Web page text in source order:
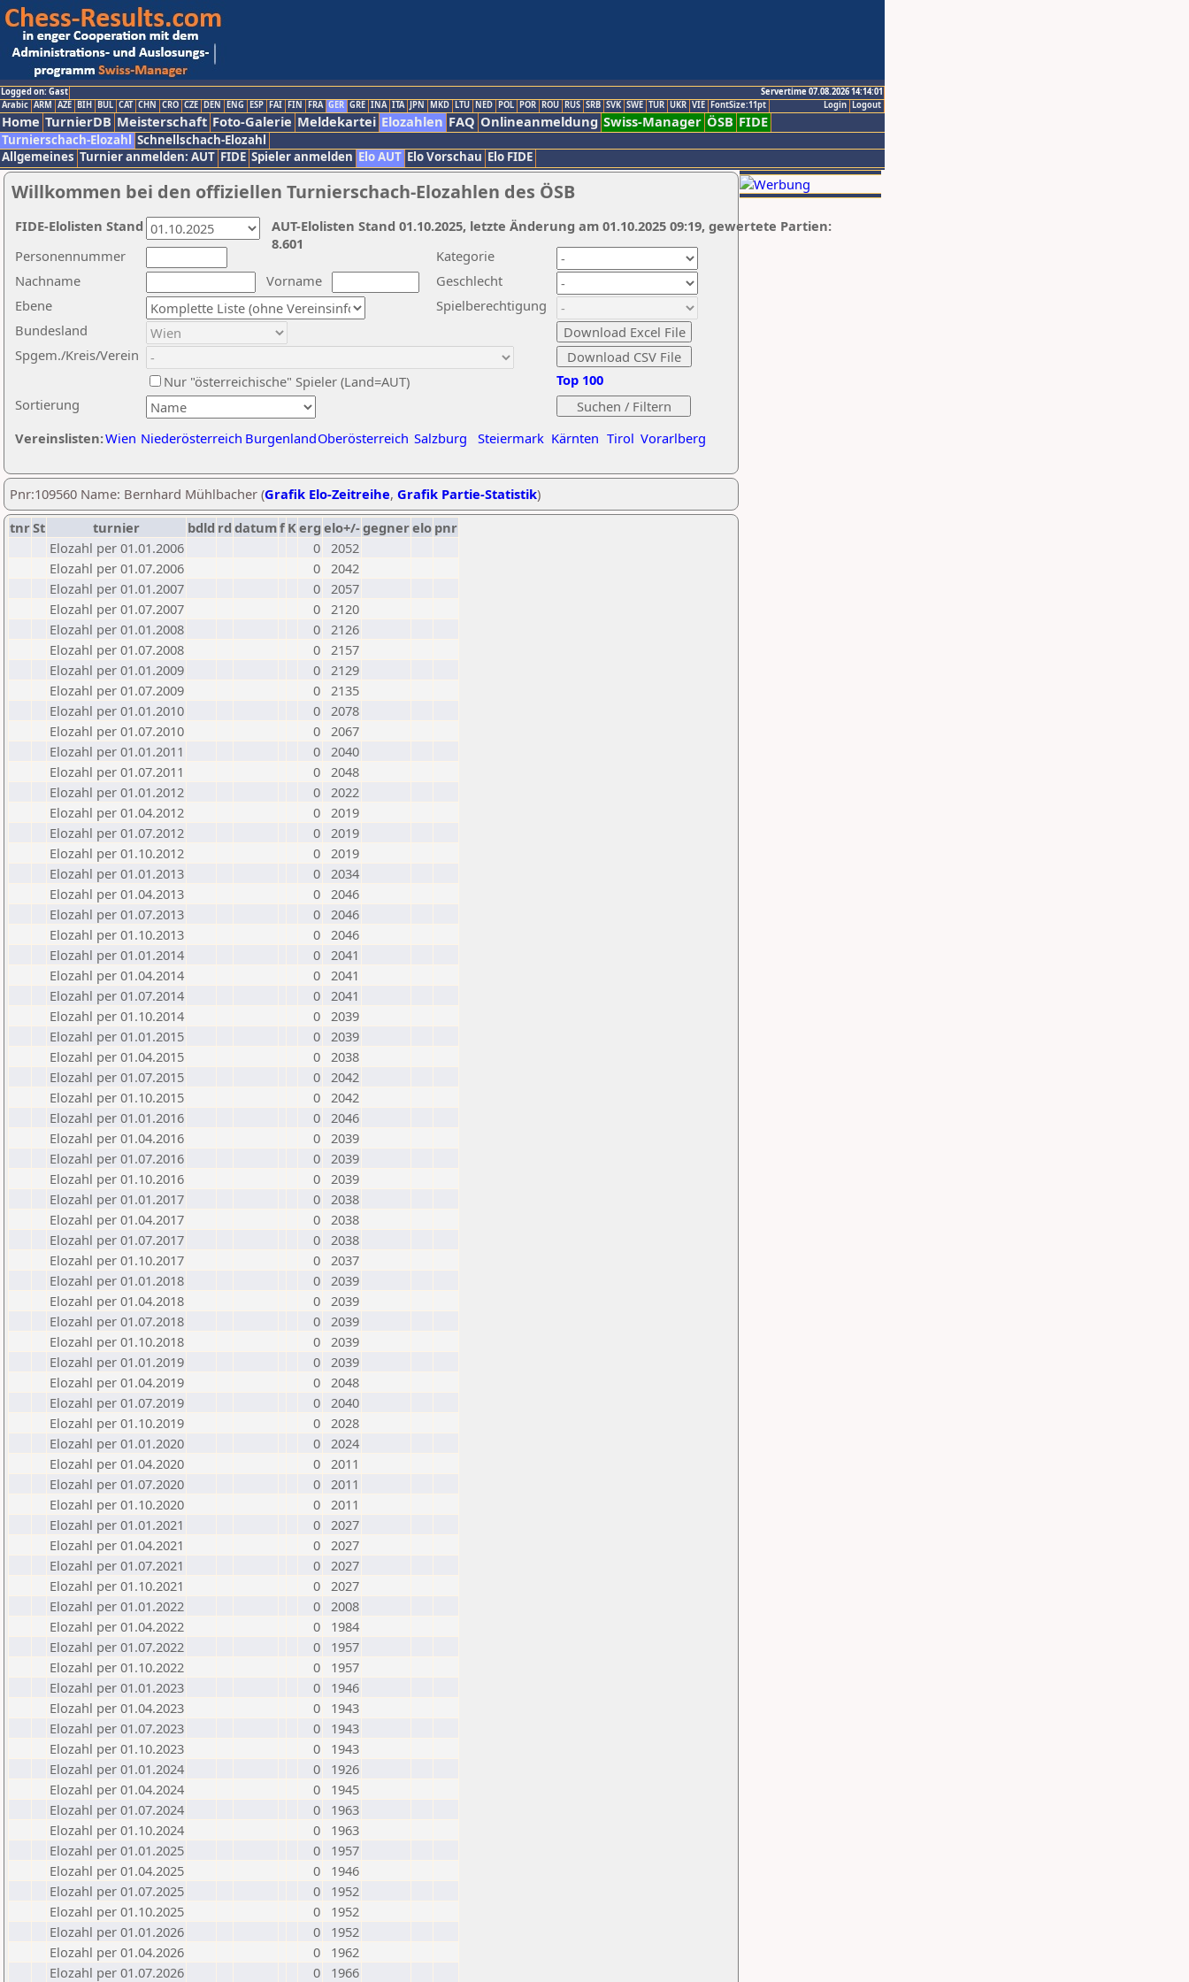
Logged on: Gast
Servertime 07.08.2026 14:14:01
Logout
Login
Arabic ARM AZE BIH BUL CAT CHN CRO CZE DEN ENG ESP FAI FIN FRA GER GRE INA ITA JPN MKD LTU NED POL POR ROU RUS SRB SVK SWE TUR UKR VIE FontSize:11pt
Home TurnierDB Meisterschaft Foto-Galerie Meldekartei Elozahlen FAQ Onlineanmeldung Swiss-Manager ÖSB FIDE
Turnierschach-Elozahl Schnellschach-Elozahl
Allgemeines Turnier anmelden: AUT FIDE Spieler anmelden Elo AUT Elo Vorschau Elo FIDE
Willkommen bei den offiziellen Turnierschach-Elozahlen des ÖSB
Nachname
Vorname
Ebene
Kategorie
Sortierung
Personennummer
Bundesland
Spgem./Kreis/Verein
Geschlecht
Nur "österreichische" Spieler (Land=AUT)
Spielberechtigung
Vereinslisten:Wien Niederösterreich BurgenlandOberösterreich Salzburg Steiermark Kärnten Tirol Vorarlberg
Top 100
AUT-Elolisten Stand 01.10.2025, letzte Änderung am 01.10.2025 09:19, gewertete Partien:
8.601
FIDE-Elolisten Stand
Pnr:109560 Name: Bernhard Mühlbacher (Grafik Elo-Zeitreihe, Grafik Partie-Statistik)
tnrSt turnier bdld rd datumf Kerg elo+/-gegnerelo pnr
Elozahl per 01.01.2006
0 2052
Elozahl per 01.07.2006
0 2042
Elozahl per 01.01.2007
0 2057
Elozahl per 01.07.2007
0 2120
Elozahl per 01.01.2008
0 2126
Elozahl per 01.07.2008
0 2157
Elozahl per 01.01.2009
0 2129
Elozahl per 01.07.2009
0 2135
Elozahl per 01.01.2010
0 2078
Elozahl per 01.07.2010
0 2067
Elozahl per 01.01.2011
0 2040
Elozahl per 01.07.2011
0 2048
Elozahl per 01.01.2012
0 2022
Elozahl per 01.04.2012
0 2019
Elozahl per 01.07.2012
0 2019
Elozahl per 01.10.2012
0 2019
Elozahl per 01.01.2013
0 2034
Elozahl per 01.04.2013
0 2046
Elozahl per 01.07.2013
0 2046
Elozahl per 01.10.2013
0 2046
Elozahl per 01.01.2014
0 2041
Elozahl per 01.04.2014
0 2041
Elozahl per 01.07.2014
0 2041
Elozahl per 01.10.2014
0 2039
Elozahl per 01.01.2015
0 2039
Elozahl per 01.04.2015
0 2038
Elozahl per 01.07.2015
0 2042
Elozahl per 01.10.2015
0 2042
Elozahl per 01.01.2016
0 2046
Elozahl per 01.04.2016
0 2039
Elozahl per 01.07.2016
0 2039
Elozahl per 01.10.2016
0 2039
Elozahl per 01.01.2017
0 2038
Elozahl per 01.04.2017
0 2038
Elozahl per 01.07.2017
0 2038
Elozahl per 01.10.2017
0 2037
Elozahl per 01.01.2018
0 2039
Elozahl per 01.04.2018
0 2039
Elozahl per 01.07.2018
0 2039
Elozahl per 01.10.2018
0 2039
Elozahl per 01.01.2019
0 2039
Elozahl per 01.04.2019
0 2048
Elozahl per 01.07.2019
0 2040
Elozahl per 01.10.2019
0 2028
Elozahl per 01.01.2020
0 2024
Elozahl per 01.04.2020
0 2011
Elozahl per 01.07.2020
0 2011
Elozahl per 01.10.2020
0 2011
Elozahl per 01.01.2021
0 2027
Elozahl per 01.04.2021
0 2027
Elozahl per 01.07.2021
0 2027
Elozahl per 01.10.2021
0 2027
Elozahl per 01.01.2022
0 2008
Elozahl per 01.04.2022
0
1984
Elozahl per 01.07.2022
0
1957
Elozahl per 01.10.2022
0
1957
Elozahl per 01.01.2023
0
1946
Elozahl per 01.04.2023
0
1943
Elozahl per 01.07.2023
0
1943
Elozahl per 01.10.2023
0
1943
Elozahl per 01.01.2024
0
1926
Elozahl per 01.04.2024
0
1945
Elozahl per 01.07.2024
0
1963
Elozahl per 01.10.2024
0
1963
Elozahl per 01.01.2025
0
1957
Elozahl per 01.04.2025
0
1946
Elozahl per 01.07.2025
0
1952
Elozahl per 01.10.2025
0
1952
Elozahl per 01.01.2026
0
1952
Elozahl per 01.04.2026
0
1962
Elozahl per 01.07.2026
0 1966